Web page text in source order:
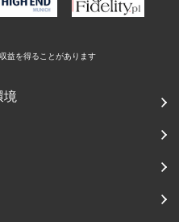
益を得ることがあります
境